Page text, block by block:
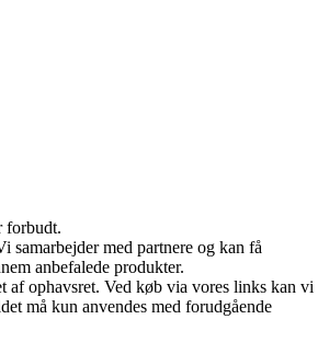
forbudt.
samarbejder med partnere og kan få
anbefalede produkter.
af ophavsret. Ved køb via vores links kan vi
må kun anvendes med forudgående